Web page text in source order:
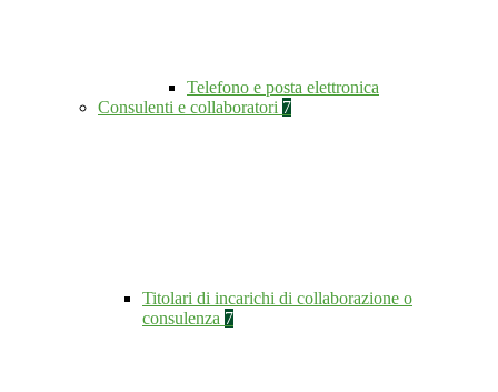
Telefono e posta elettronica
Consulenti e collaboratori 7
Titolari di incarichi di collaborazione o
consulenza 7